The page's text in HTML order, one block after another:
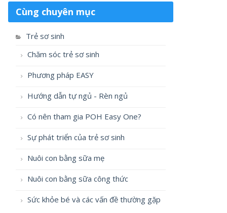
Cùng chuyên mục
Trẻ sơ sinh
Chăm sóc trẻ sơ sinh
Phương pháp EASY
Hướng dẫn tự ngủ - Rèn ngủ
Có nên tham gia POH Easy One?
Sự phát triển của trẻ sơ sinh
Nuôi con bằng sữa mẹ
Nuôi con bằng sữa công thức
Sức khỏe bé và các vấn đề thường gặp